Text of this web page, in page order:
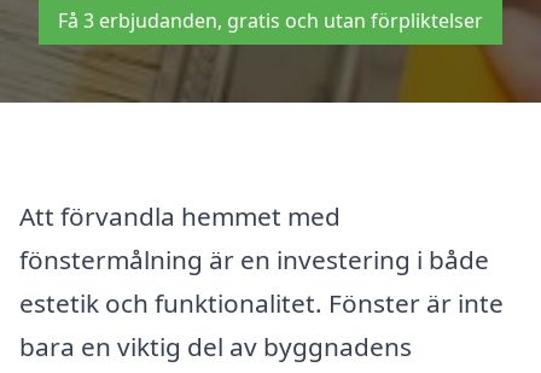
Få 3 erbjudanden, gratis och utan förpliktelser
Att förvandla hemmet med
fönstermålning är en investering i både
estetik och funktionalitet. Fönster är inte
bara en viktig del av byggnadens